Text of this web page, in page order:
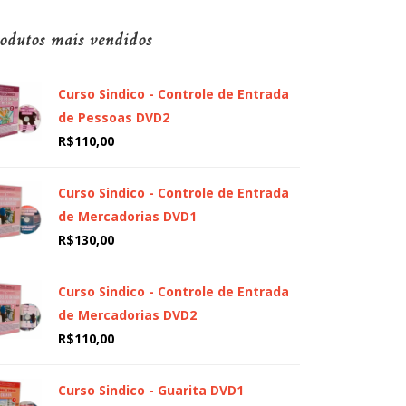
mais vendidos
Curso Sindico - Controle de Entrada
de Pessoas DVD2
R$110,00
Curso Sindico - Controle de Entrada
de Mercadorias DVD1
R$130,00
Curso Sindico - Controle de Entrada
de Mercadorias DVD2
R$110,00
Curso Sindico - Guarita DVD1